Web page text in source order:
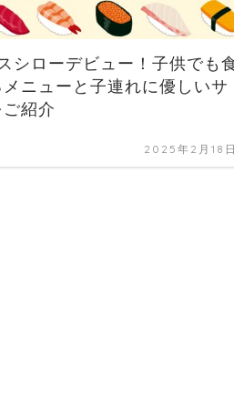
シローデビュー！子供でも
ニューと子連れに優しいサ
紹介
2025年2月18